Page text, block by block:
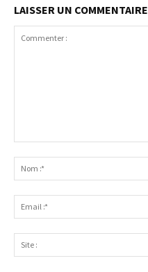
LAISSER UN COMMENTAIRE